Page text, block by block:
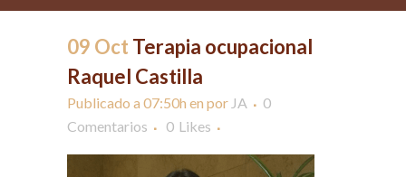
09 Oct Terapia ocupacional
Raquel Castilla
Publicado a 07:50h en por JA
0
Comentarios
0 Likes